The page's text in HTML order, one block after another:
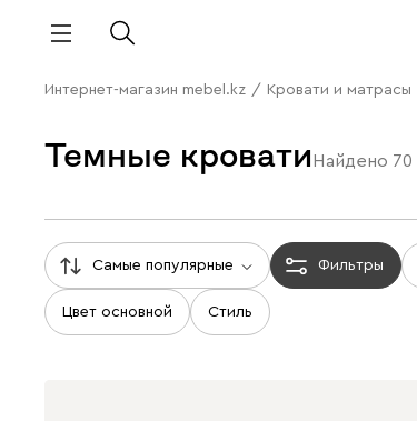
Интернет-магазин mebel.kz / Кровати и матрасы
Темные кровати Найдено 70
Самые популярные Фильтры
Цвет основной Стиль